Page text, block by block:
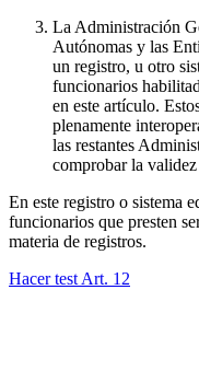
La Administración
Autónomas y las
un registro, u otro
funcionarios
en este artículo.
plenamente
las restantes
comprobar la
En este registro o sistema
funcionarios que presten
materia de registros.
Hacer test Art. 12